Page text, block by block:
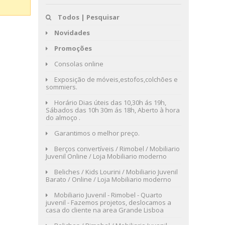
Todos | Pesquisar
Novidades
Promoções
Consolas online
Exposição de móveis,estofos,colchões e
sommiers.
Horário Dias úteis das 10,30h ás 19h,
Sábados das 10h 30m ás 18h, Aberto à hora
do almoço .
Garantimos o melhor preço.
Berços convertíveis / Rimobel / Mobiliario
Juvenil Online / Loja Mobiliario moderno
Beliches / Kids Lourini / Mobiliario Juvenil
Barato / Online / Loja Mobiliario moderno
Mobiliario Juvenil - Rimobel - Quarto
juvenil - Fazemos projetos, deslocamos a
casa do cliente na area Grande Lisboa